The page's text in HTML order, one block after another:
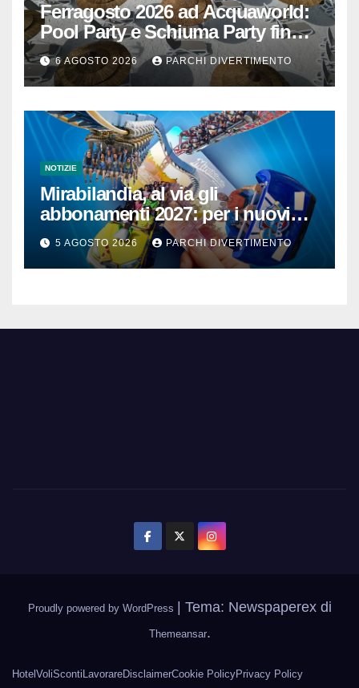
Ferragosto 2026 ad Acquaworld:
Pool Party e Schiuma Party fino a
mezzanotte
6 AGOSTO 2026 PARCHI DIVERTIMENTO
NOTIZIE
Mirabilandia, al via gli
abbonamenti 2027: per i nuovi
iscritti il 2026 è in omaggio
5 AGOSTO 2026 PARCHI DIVERTIMENTO
Proudly powered by WordPress Tema: Newspaperex di
Themeansar.
HotelVoliScontiLavorareDisclaimerCookie PolicyPrivacy Policy